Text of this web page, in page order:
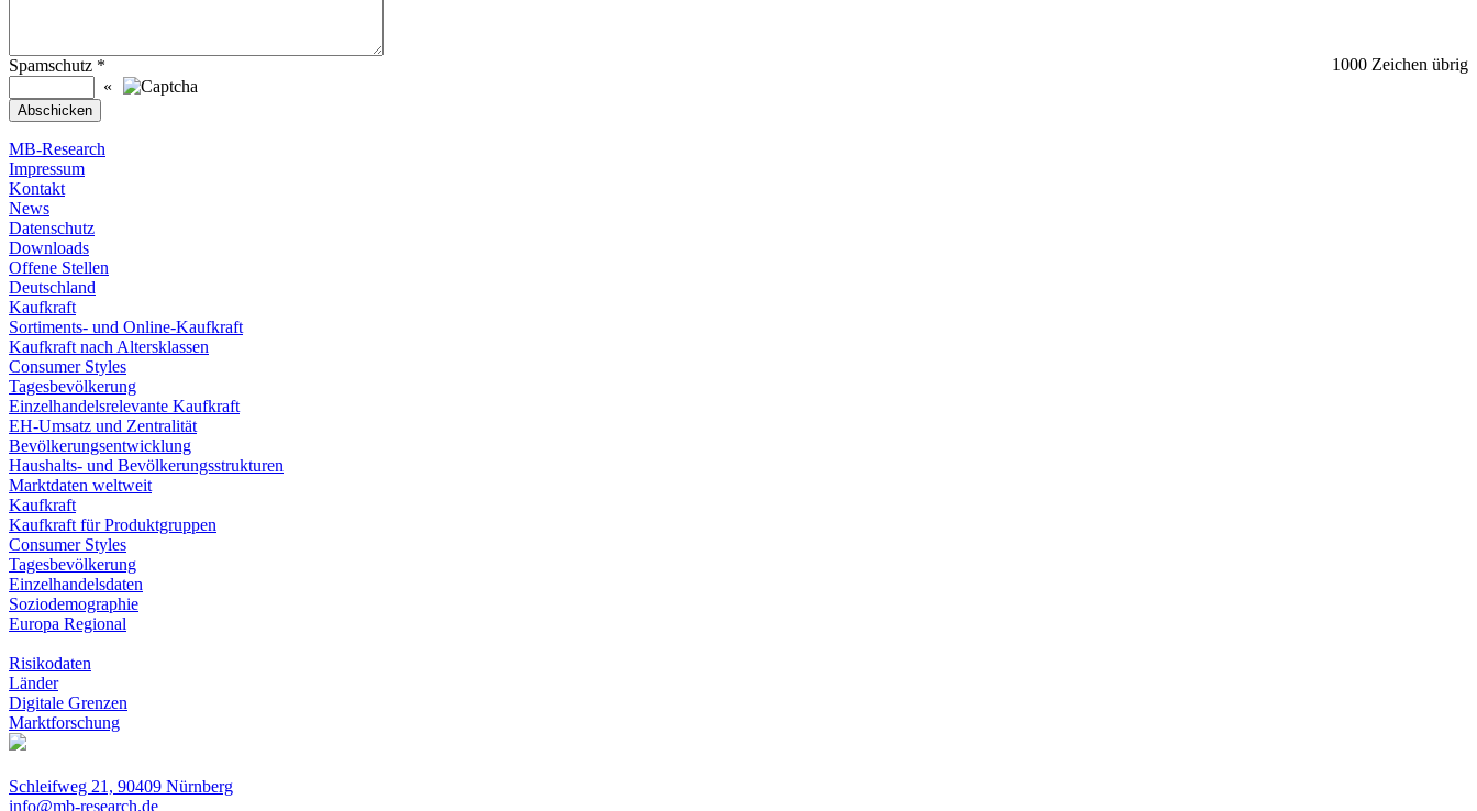
1000 Zeichen übrig
Spamschutz *
«
MB-Research
Impressum
Kontakt
News
Datenschutz
Downloads
Offene Stellen
Deutschland
Kaufkraft
Sortiments- und Online-Kaufkraft
Kaufkraft nach Altersklassen
Consumer Styles
Tagesbevölkerung
Einzelhandelsrelevante Kaufkraft
EH-Umsatz und Zentralität
Bevölkerungsentwicklung
Haushalts- und Bevölkerungsstrukturen
Marktdaten weltweit
Kaufkraft
Kaufkraft für Produktgruppen
Consumer Styles
Tagesbevölkerung
Einzelhandelsdaten
Soziodemographie
Europa Regional
Risikodaten
Länder
Digitale Grenzen
Marktforschung
Schleifweg 21, 90409 Nürnberg
info@mb-research.de